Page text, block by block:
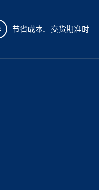
节省成本、交货期准时